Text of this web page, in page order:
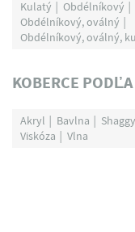
Kulatý Obdélníkový
Obdélníkový, oválný
Obdélníkový, oválný,
KOBERCE
Akryl Bavlna Shaggy
Viskóza
Vlna